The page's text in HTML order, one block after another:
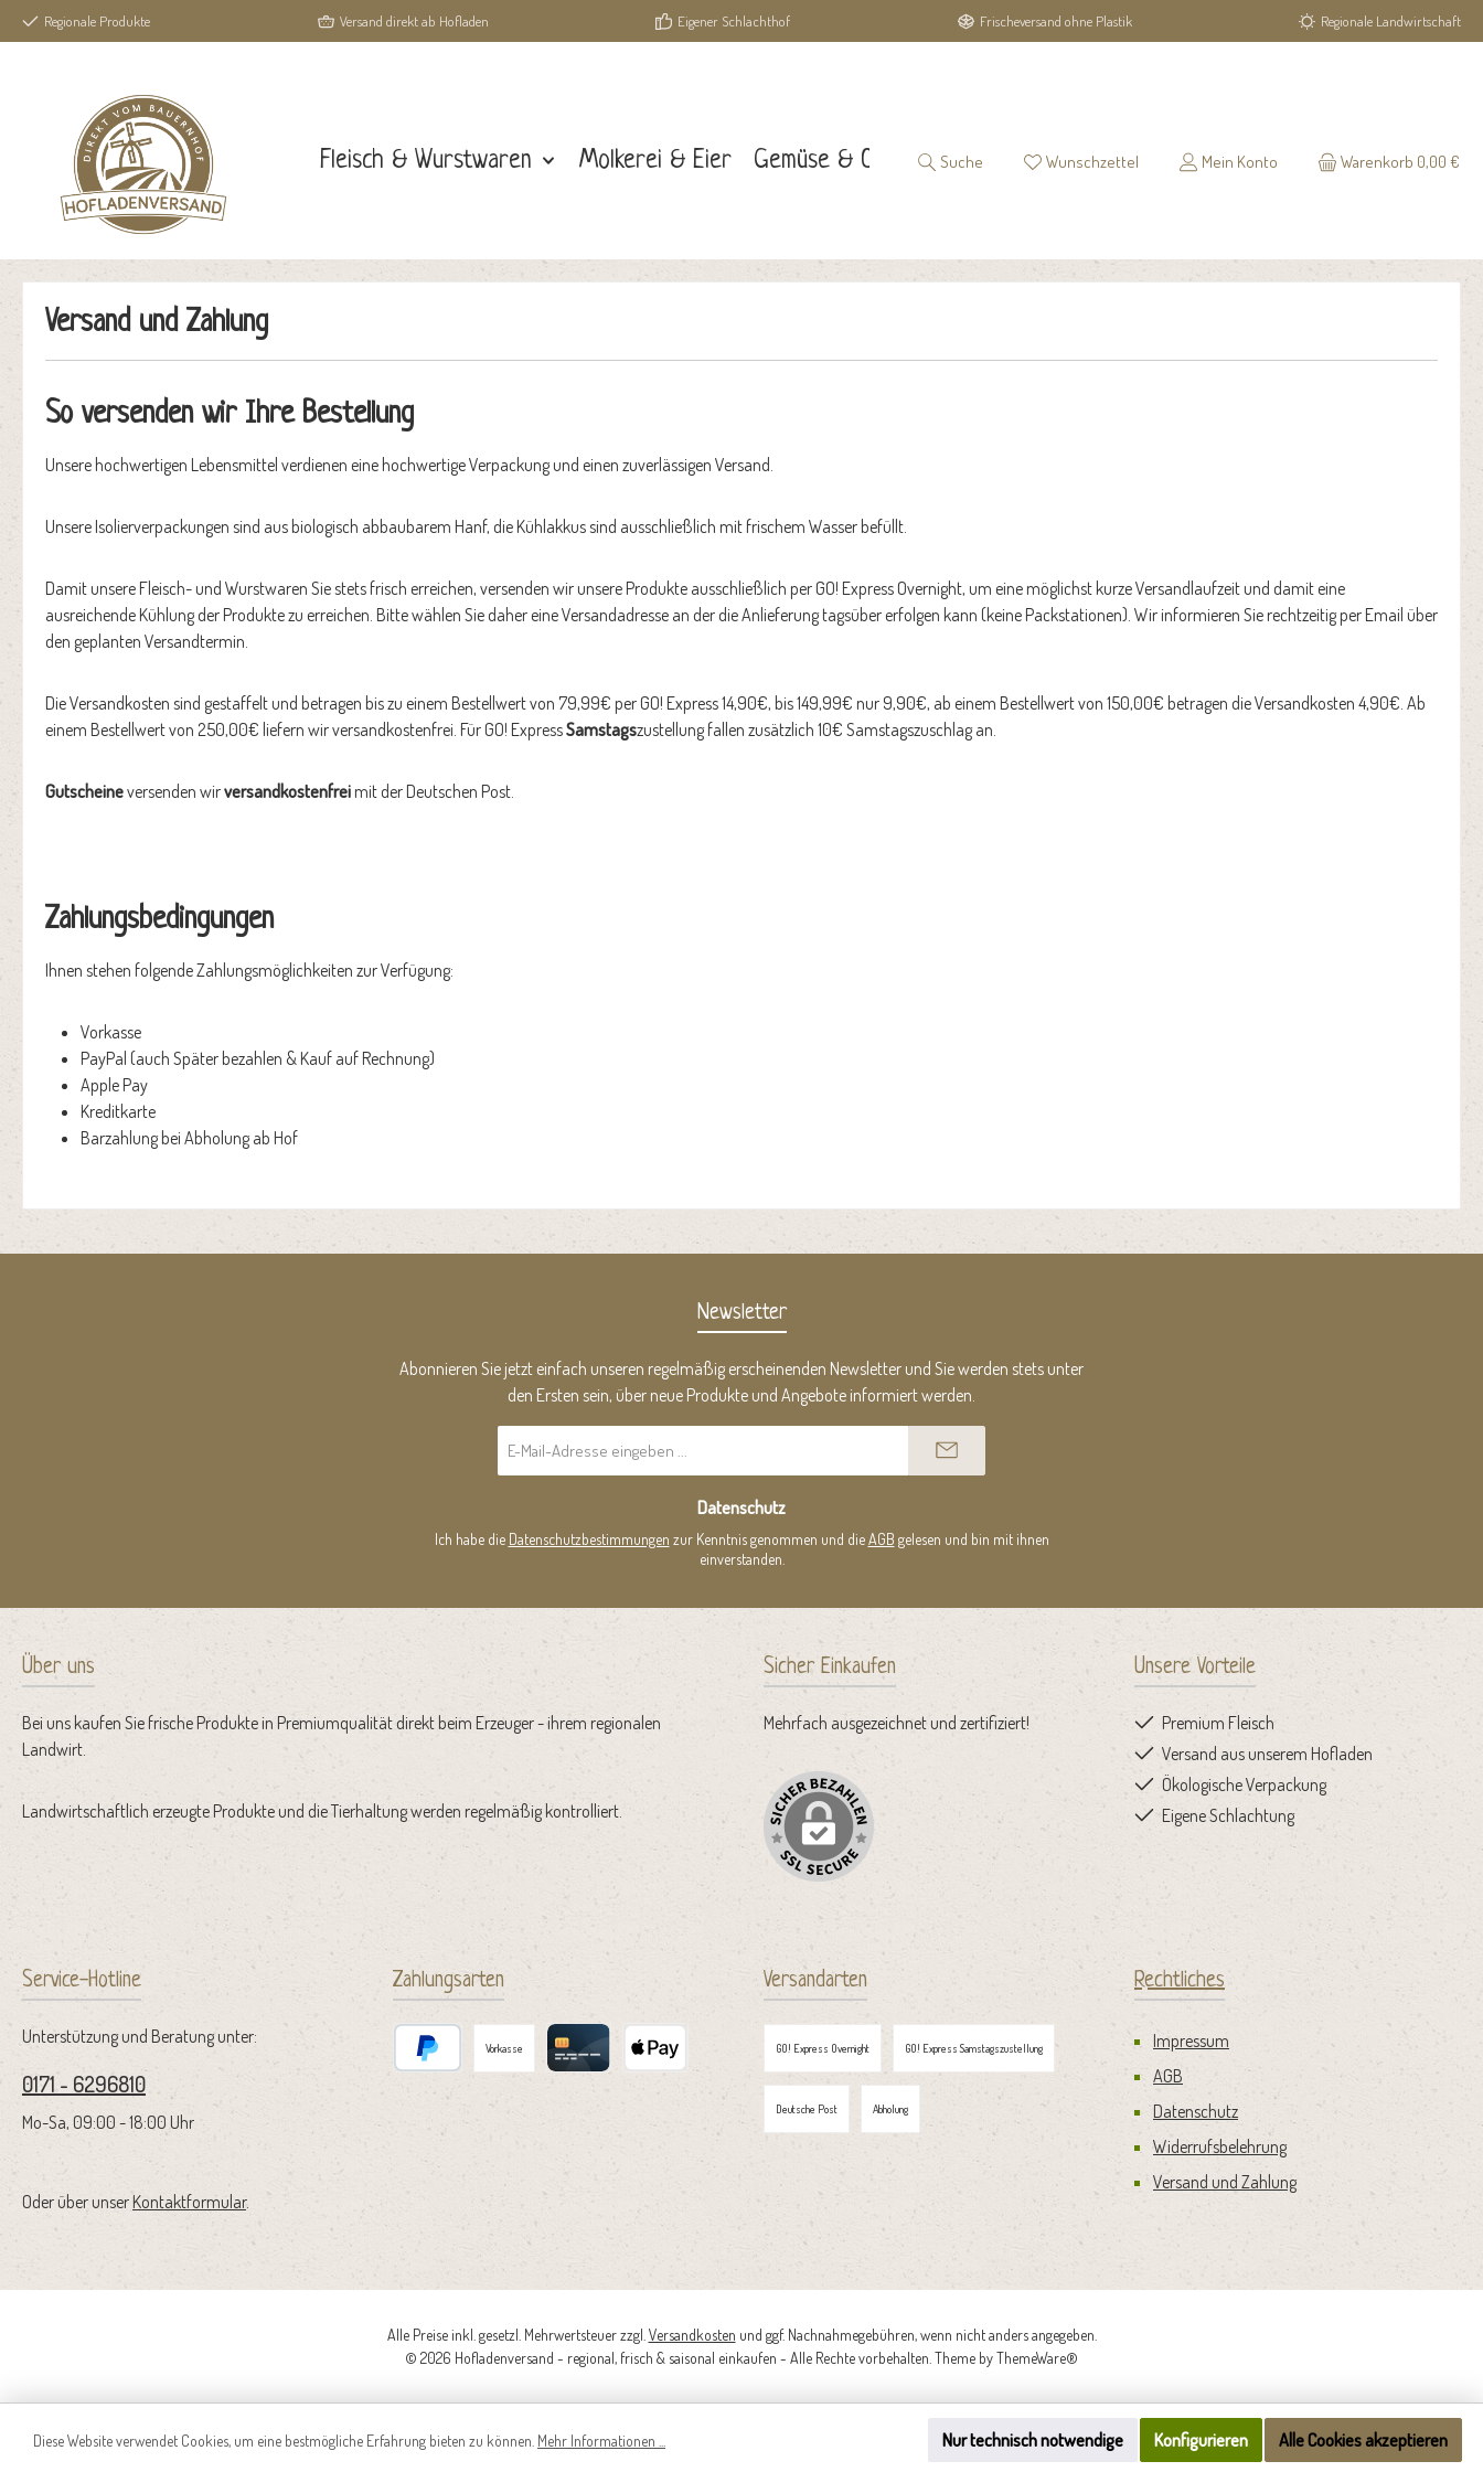
Zur Hauptnavigation springen
Regionale Produkte Versand direkt ab Hofladen Eigener Schlachthof Frischeversand ohne Plastik Regionale Landwirtschaft
Fleisch & Wurstwaren Molkerei & Eier Gemüse & Obst Suche Wunschzettel Du hast 0 Produkte auf dem Merkzettel
Mein Konto Warenkorb 0,00 €
Versand und Zahlung
So versenden wir Ihre Bestellung
Unsere hochwertigen Lebensmittel verdienen eine hochwertige Verpackung und einen zuverlässigen Versand.
Unsere Isolierverpackungen sind aus biologisch abbaubarem Hanf, die Kühlakkus sind ausschließlich mit frischem Wasser befüllt.
Damit unsere Fleisch- und Wurstwaren Sie stets frisch erreichen, versenden wir unsere Produkte ausschließlich per GO! Express Overnight, um eine möglichst kurze Versandlaufzeit und damit eine
ausreichende Kühlung der Produkte zu erreichen. Bitte wählen Sie daher eine Versandadresse an der die Anlieferung tagsüber erfolgen kann (keine Packstationen). Wir informieren Sie rechtzeitig per Email über
den geplanten Versandtermin.
Die Versandkosten sind gestaffelt und betragen bis zu einem Bestellwert von 79,99€ per GO! Express 14,90€, bis 149,99€ nur 9,90€, ab einem Bestellwert von 150,00€ betragen die Versandkosten 4,90€. Ab
einem Bestellwert von 250,00€ liefern wir versandkostenfrei. Für GO! ExpressSamstagszustellung fallen zusätzlich 10€ Samstagszuschlag an.
Gutscheineversenden wirversandkostenfrei mit der Deutschen Post.
Zahlungsbedingungen
Ihnen stehen folgende Zahlungsmöglichkeiten zur Verfügung:
Vorkasse
PayPal (auch Später bezahlen & Kauf auf Rechnung)
Apple Pay
Kreditkarte
Barzahlung bei Abholung ab Hof
Newsletter
Abonnieren Sie jetzt einfach unseren regelmäßig erscheinenden Newsletter und Sie werden stets unter
den Ersten sein, über neue Produkte und Angebote informiert werden.
Mail-
Adresse
Datenschutz
Ich habe die Datenschutzbestimmungen zur Kenntnis genommen und dieAGB gelesen und bin mit ihnen
einverstanden.
Über uns
Bei uns kaufen Sie frische Produkte in Premiumqualität direkt beim Erzeuger - ihrem regionalen
Landwirt.
Landwirtschaftlich erzeugte Produkte und die Tierhaltung werden regelmäßig kontrolliert.
Sicher Einkaufen
Mehrfach ausgezeichnet und zertifiziert!
Unsere Vorteile
Premium Fleisch
Versand aus unserem Hofladen
Ökologische Verpackung
Eigene Schlachtung
Service-Hotline
Unterstützung und Beratung unter:
0171 - 6296810
Mo-Sa, 09:00 - 18:00 Uhr
Oder über unserKontaktformular.
Zahlungsarten
Vorkasse
Versandarten
GO! Express Overnight GO! Express Samstagszustellung
Deutsche Post Abholung
Rechtliches
Impressum
AGB
Datenschutz
Widerrufsbelehrung
Versand und Zahlung
Alle Preise inkl. gesetzl. Mehrwertsteuer zzgl. Versandkosten und ggf. Nachnahmegebühren, wenn nicht anders angegeben.
© 2026 Hofladenversand - regional, frisch & saisonal einkaufen - Alle Rechte vorbehalten. Theme byThemeWare®
Diese Website verwendet Cookies, um eine bestmögliche Erfahrung bieten zu können. Mehr Informationen ... Nur technisch notwendige Konfigurieren Alle Cookies akzeptieren